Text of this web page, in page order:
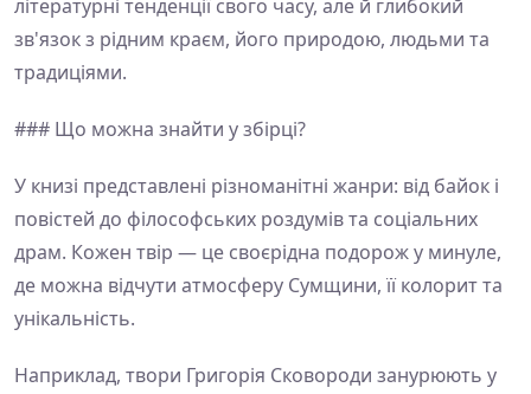
літературні тенденції свого часу, але й глибокий
зв'язок з рідним краєм, його природою, людьми та
традиціями.
### Що можна знайти у збірці?
У книзі представлені різноманітні жанри: від байок і
повістей до філософських роздумів та соціальних
драм. Кожен твір — це своєрідна подорож у минуле,
де можна відчути атмосферу Сумщини, її колорит та
унікальність.
Наприклад, твори Григорія Сковороди занурюють у